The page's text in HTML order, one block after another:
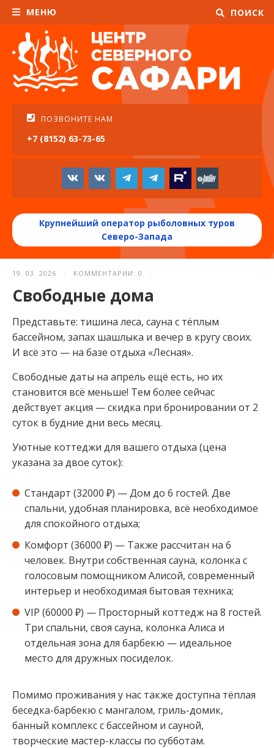
МЕНЮ ПОИСК
ПОЗВОНИТЕ НАМ
+7 (8152) 63-73-65
Крупнейший оператор рыболовных туров
Северо-Запада
19. 03. 2026 · КОММЕНТАРИИ: 0 ·
Свободные дома
Представьте: тишина леса, сауна с тёплым
бассейном, запах шашлыка и вечер в кругу своих.
И всё это — на базе отдыха «Лесная».
Свободные даты на апрель ещё есть, но их
становится всё меньше! Тем более сейчас
действует акция — скидка при бронировании от 2
суток в будние дни весь месяц.
Уютные коттеджи для вашего отдыха (цена
указана за двое суток):
Стандарт (32000 ₽) — Дом до 6 гостей. Две
спальни, удобная планировка, всё необходимое
для спокойного отдыха;
Комфорт (36000 ₽) — Также рассчитан на 6
человек. Внутри собственная сауна, колонка с
голосовым помощником Алисой, современный
интерьер и необходимая бытовая техника;
VIP (60000 ₽) — Просторный коттедж на 8 гостей.
Три спальни, своя сауна, колонка Алиса и
отдельная зона для барбекю — идеальное
место для дружных посиделок.
Помимо проживания у нас также доступна тёплая
беседка-барбекю с мангалом, гриль-домик,
банный комплекс с бассейном и сауной,
творческие мастер-классы по субботам.